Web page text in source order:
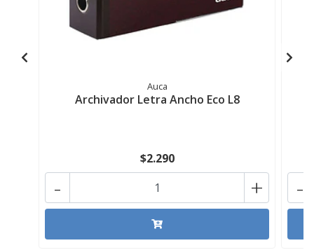
Auca
Archivador Letra Ancho Eco L8
$2.290
+
- -